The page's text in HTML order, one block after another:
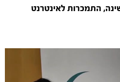
התמכרות לאינטרנט